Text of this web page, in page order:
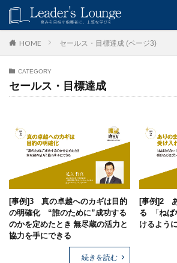
HOME セールス・目標達成 (ページ3)
CATEGORY
セールス・目標達成
[事例]3 真の卓越へのカギは目的
の明確化 “誰のために”成功する
のかを定めたとき 無尽蔵の活力と
協力を手にできる
続きを読む
[事例]2
る 「ねば
けるよう
キーワード
青木仁志 モチベーションアップ
カテゴリー
組織力 目標設定 社会貢献
人材育成
自己管理 夢 日